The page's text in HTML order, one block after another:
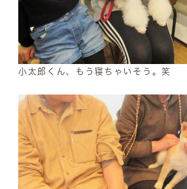
小太郎くん、もう寝ちゃいそう。笑